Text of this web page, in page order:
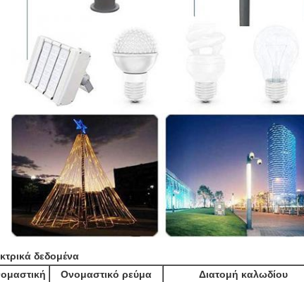
δεδομένα
Ονομαστικό ρεύμα Διατομή καλωδίου